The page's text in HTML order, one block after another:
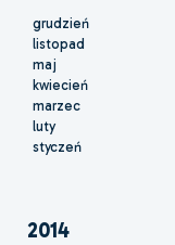
grudzień
listopad
maj
kwiecień
marzec
luty
styczeń
2014